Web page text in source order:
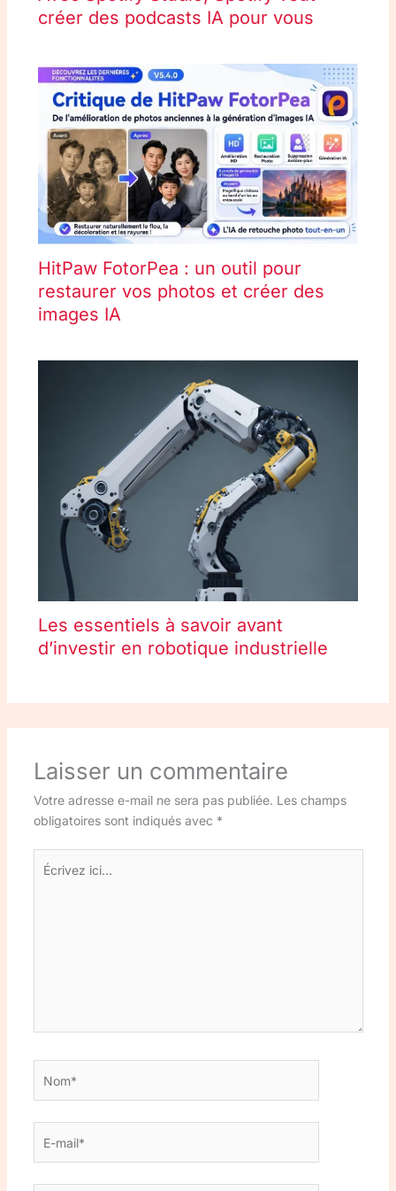
créer des podcasts IA pour vous
HitPaw FotorPea : un outil pour
restaurer vos photos et créer des
images IA
Les essentiels à savoir avant
d’investir en robotique industrielle
Laisser un commentaire
Votre adresse e-mail ne sera pas publiée. Les champs
obligatoires sont indiqués avec *
ici…
mail*